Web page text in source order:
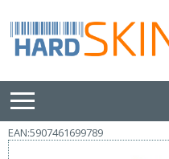
EAN:5907461699789